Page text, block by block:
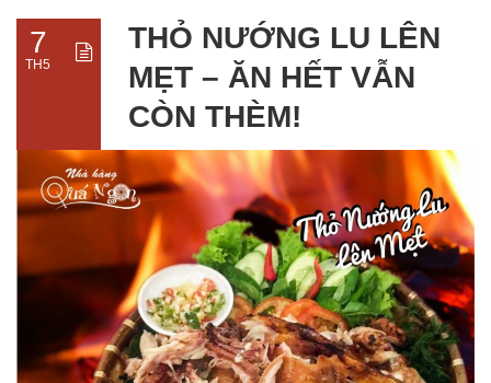
7
TH5
THỎ NƯỚNG LU LÊN
MẸT – ĂN HẾT VẪN
CÒN THÈM!